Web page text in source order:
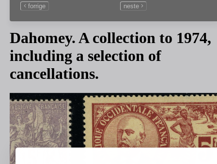
forrige neste
Dahomey. A collection to 1974,
including a selection of
cancellations.